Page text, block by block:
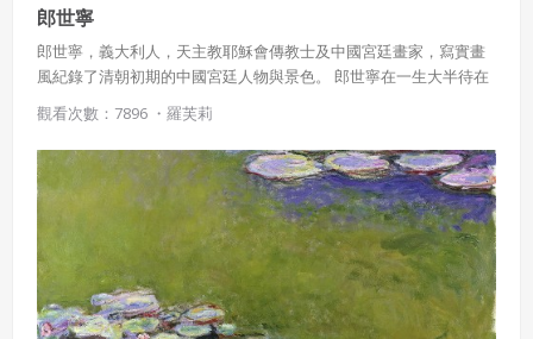
郎世寧
郎世寧，義大利人，天主教耶穌會傳教士及中國宮廷畫家，寫實畫
風紀錄了清朝初期的中國宮廷人物與景色。 郎世寧在一生大半待在
中國，歷代康熙、雍正、乾隆三朝，計約有50餘年。他不僅為後世
留下大量珍貴的畫作，而且對中西文化交流有一定程度的貢獻。 宮
廷畫作品融合中西繪畫藝術，不但表現出西方繪畫中的寫實、立
體、注重線條和結構等特點，也表現出中國傳統繪畫的傳神與韻
味，在數十年的探索中，致力於融合中西方繪畫技法於一體，創作
出獨特的畫風，儘管擁有一定的藝術價值，然而他的繪畫作品較為
重視技巧而非藝術的探索，因此不論在中國和西方均未被視為偉大
的作品。 另外他參與圓明園的規劃設計，其內部的建築、環境和式
樣採用了西方藝術巴洛克式風格，而裝飾細節上則有具有東方中國
的藝術神韻。他引進西方文藝復興時期開創的明暗寫實畫法，並改
觀看次數：7896 ・ 羅芙莉
支出（包括律師費用）、損害及損失。
六、終止
會員違反本合約或本系統任一規定者，吉寶系統公司得終止
本合約終止後，會員不得對吉寶系統公司主張任何費用、補
償或賠償。
七、合意管轄
雙方合意專以臺灣臺北地方法院為第一審管轄法
院。